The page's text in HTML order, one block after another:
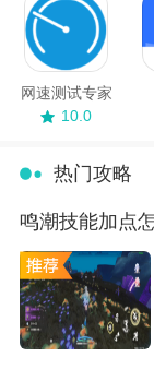
网速测试专家
10.0
热门攻略
鸣潮技能加点